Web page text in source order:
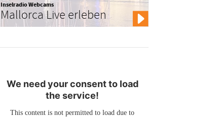
Inselradio Webcams
Mallorca Live erleben
We need your consent to load
the service!
This content is not permitted to load due to